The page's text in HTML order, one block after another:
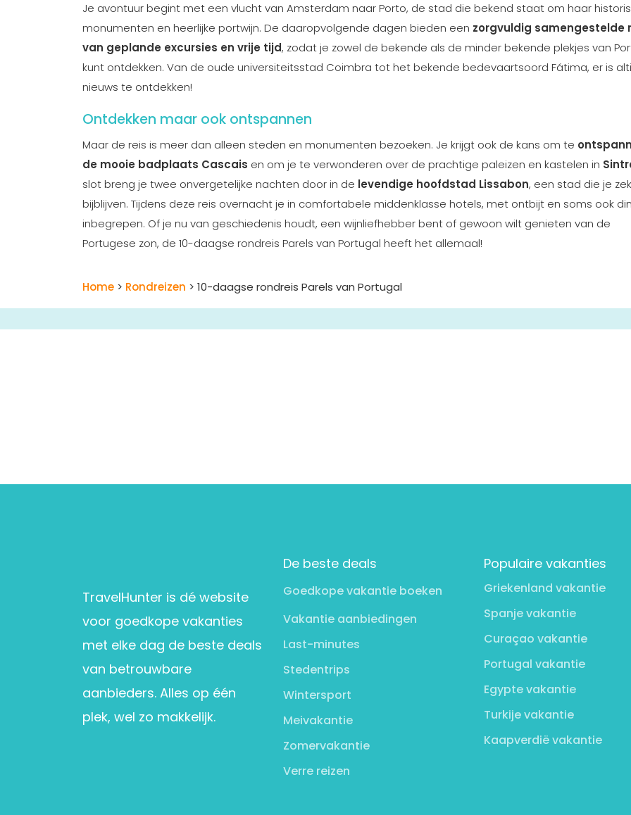
Je avontuur begint met een vlucht van Amsterdam naar Porto, de stad die bekend staat om haar
monumenten en heerlijke portwijn. De daaropvolgende dagen bieden een zorgvuldig samengestelde
van geplande excursies en vrije tijd, zodat je zowel de bekende als de minder bekende plekjes van
kunt ontdekken. Van de oude universiteitsstad Coimbra tot het bekende bedevaartsoord Fátima, er is
nieuws te ontdekken!
Ontdekken maar ook ontspannen
Maar de reis is meer dan alleen steden en monumenten bezoeken. Je krijgt ook de kans om te
de mooie badplaats Cascais en om je te verwonderen over de prachtige paleizen en kastelen in
slot breng je twee onvergetelijke nachten door in de levendige hoofdstad Lissabon, een stad die je
bijblijven. Tijdens deze reis overnacht je in comfortabele middenklasse hotels, met ontbijt en soms ook
inbegrepen. Of je nu van geschiedenis houdt, een wijnliefhebber bent of gewoon wilt genieten van de
Portugese zon, de 10-daagse rondreis Parels van Portugal heeft het allemaal!
Home > Rondreizen > 10-daagse rondreis Parels van Portugal
TravelHunter is dé website
voor goedkope vakanties
met elke dag de beste deals
van betrouwbare
aanbieders. Alles op één
plek, wel zo makkelijk.
De beste deals
Goedkope vakantie boeken
Vakantie aanbiedingen
Last-minutes
Stedentrips
Wintersport
Meivakantie
Zomervakantie
Verre reizen
Populaire vakanties
Griekenland vakantie
Spanje vakantie
Curaçao vakantie
Portugal vakantie
Egypte vakantie
Turkije vakantie
Kaapverdië vakantie